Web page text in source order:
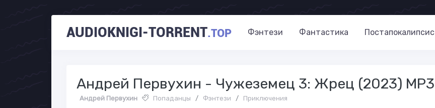
AUDIOKNIGI-TORRENT.TOP Фэнтези Фантастика Постапокалипсис
Андрей Первухин - Чужеземец 3: Жрец (2023) МР3
Андрей Первухин Попаданцы / Фэнтези / Приключения